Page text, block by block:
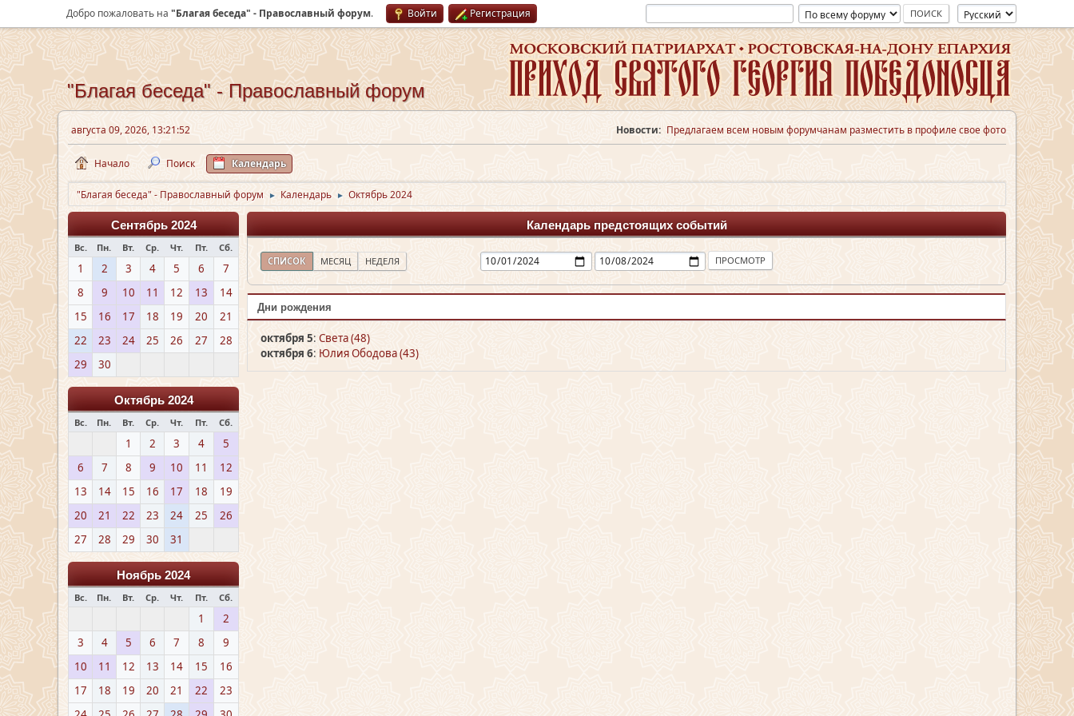
Добро пожаловать на "Благая беседа" - Православный форум. Войти Регистрация
"Благая беседа" - Православный форум
августа 09, 2026, 13:21:52 Новости: Предлагаем всем новым форумчанам разместить в профиле свое фото
Начало Поиск Календарь
"Благая беседа" - Православный форум ► Календарь ► Октябрь 2024
Сентябрь 2024
Вс. Пн. Вт. Ср. Чт. Пт. Сб.
1 2 3 4 5 6
7
8
9 10 11 12 13
14
15
16 17 18 19 20
21
22
23 24 25 26 27
28
29
30
Октябрь 2024
Вс. Пн. Вт. Ср. Чт. Пт. Сб.
1 2 3 4
5
6
7 8 9 10 11
12
13
14 15 16 17 18
19
20
21 22 23 24 25
26
27
28 29 30 31
Ноябрь 2024
Вс. Пн. Вт. Ср. Чт. Пт. Сб.
1
2
3
4 5 6 7 8
9
10
11 12 13 14 15
16
17
18 19 20 21 22
23
Календарь предстоящих событий
СПИСОК МЕСЯЦ НЕДЕЛЯ
Дни рождения
октября 5: Света (48)
октября 6: Юлия Ободова (43)